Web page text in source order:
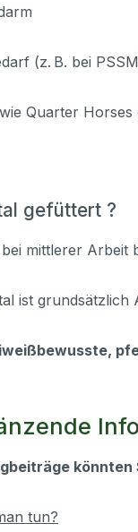
(z. B. bei
Quarter
gefüttert ?
mittlerer
ist
tun?